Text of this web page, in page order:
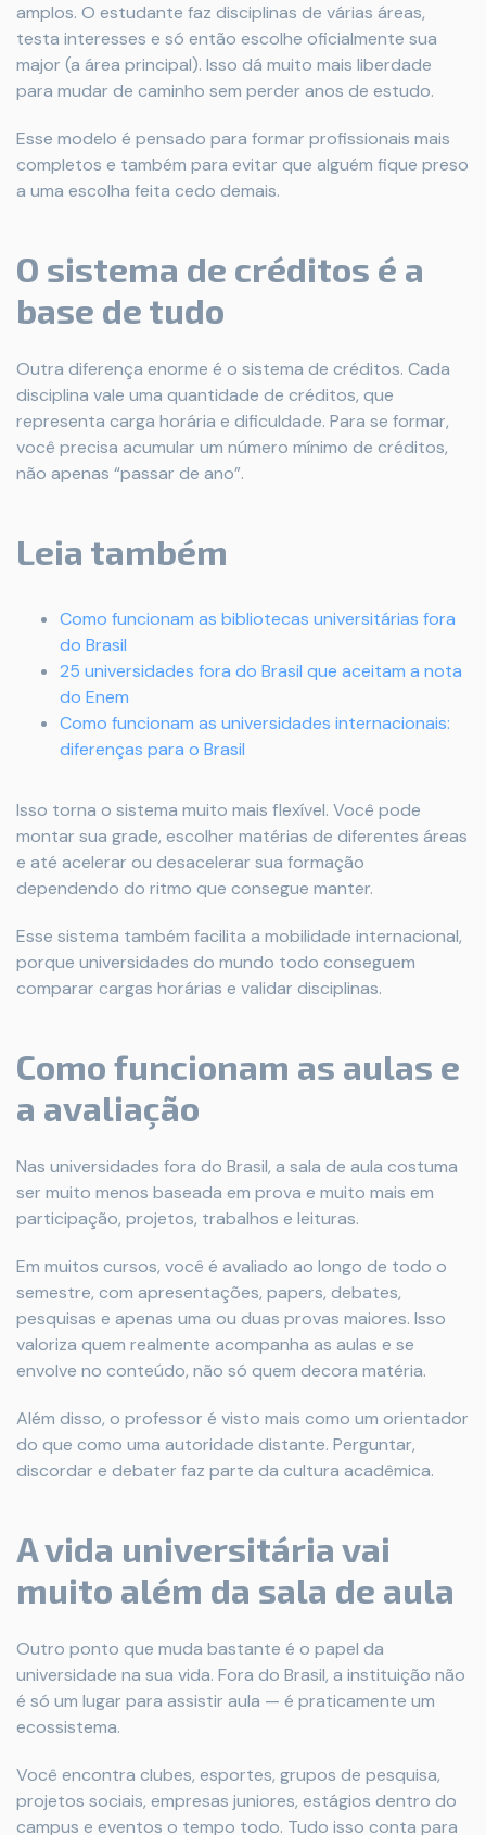
amplos. O estudante faz disciplinas de várias áreas,
testa interesses e só então escolhe oficialmente sua
major (a área principal). Isso dá muito mais liberdade
para mudar de caminho sem perder anos de estudo.
Esse modelo é pensado para formar profissionais mais
completos e também para evitar que alguém fique preso
a uma escolha feita cedo demais.
O sistema de créditos é a
base de tudo
Outra diferença enorme é o sistema de créditos. Cada
disciplina vale uma quantidade de créditos, que
representa carga horária e dificuldade. Para se formar,
você precisa acumular um número mínimo de créditos,
não apenas “passar de ano”.
Leia também
Como funcionam as bibliotecas universitárias fora
do Brasil
25 universidades fora do Brasil que aceitam a nota
do Enem
Como funcionam as universidades internacionais:
diferenças para o Brasil
Isso torna o sistema muito mais flexível. Você pode
montar sua grade, escolher matérias de diferentes áreas
e até acelerar ou desacelerar sua formação
dependendo do ritmo que consegue manter.
Esse sistema também facilita a mobilidade internacional,
porque universidades do mundo todo conseguem
comparar cargas horárias e validar disciplinas.
Como funcionam as aulas e
a avaliação
Nas universidades fora do Brasil, a sala de aula costuma
ser muito menos baseada em prova e muito mais em
participação, projetos, trabalhos e leituras.
Em muitos cursos, você é avaliado ao longo de todo o
semestre, com apresentações, papers, debates,
pesquisas e apenas uma ou duas provas maiores. Isso
valoriza quem realmente acompanha as aulas e se
envolve no conteúdo, não só quem decora matéria.
Além disso, o professor é visto mais como um orientador
do que como uma autoridade distante. Perguntar,
discordar e debater faz parte da cultura acadêmica.
A vida universitária vai
muito além da sala de aula
Outro ponto que muda bastante é o papel da
universidade na sua vida. Fora do Brasil, a instituição não
é só um lugar para assistir aula — é praticamente um
ecossistema.
Você encontra clubes, esportes, grupos de pesquisa,
projetos sociais, empresas juniores, estágios dentro do
campus e eventos o tempo todo. Tudo isso conta para